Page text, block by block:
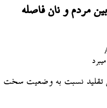
مردم و نان فاصله
تقلید نسبت به وضعیت سخت